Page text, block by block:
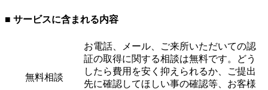
■ サービスに含まれる内容
無料相談
お電話、メール、ご来所いただいての認
証の取得に関する相談は無料です。どう
したら費用を安く抑えられるか、ご提出
先に確認してほしい事の確認等、お客様